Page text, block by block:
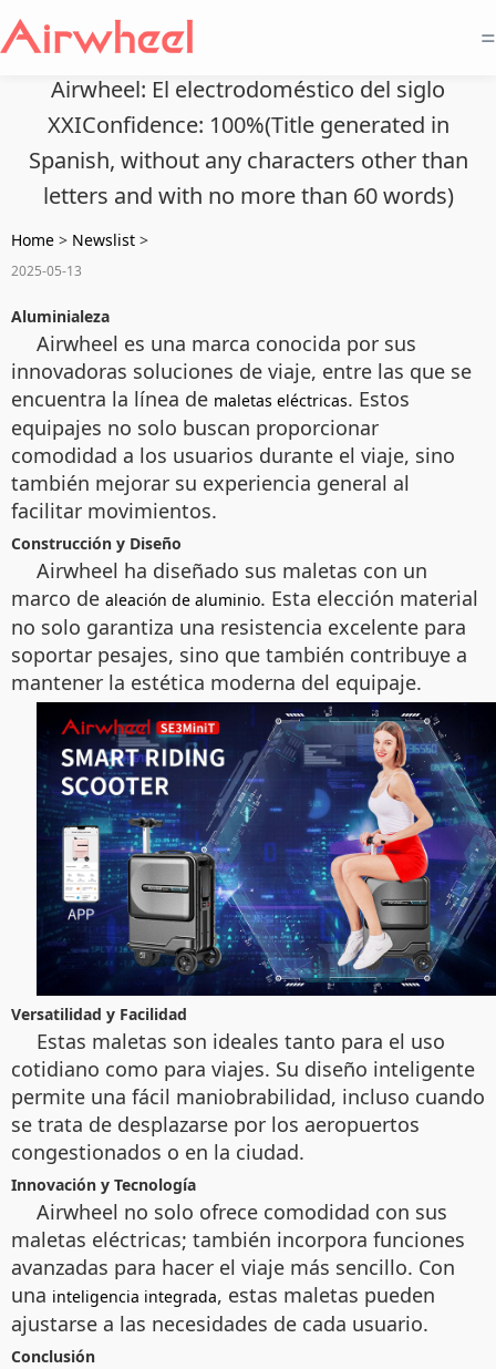
=
Airwheel: El electrodoméstico del siglo
XXIConfidence: 100%(Title generated in
Spanish, without any characters other than
letters and with no more than 60 words)
Home > Newslist >
2025-05-13
Aluminialeza
Airwheel es una marca conocida por sus
innovadoras soluciones de viaje, entre las que se
encuentra la línea de maletas eléctricas. Estos
equipajes no solo buscan proporcionar
comodidad a los usuarios durante el viaje, sino
también mejorar su experiencia general al
facilitar movimientos.
Construcción y Diseño
Airwheel ha diseñado sus maletas con un
marco de aleación de aluminio. Esta elección material
no solo garantiza una resistencia excelente para
soportar pesajes, sino que también contribuye a
mantener la estética moderna del equipaje.
Versatilidad y Facilidad
Estas maletas son ideales tanto para el uso
cotidiano como para viajes. Su diseño inteligente
permite una fácil maniobrabilidad, incluso cuando
se trata de desplazarse por los aeropuertos
congestionados o en la ciudad.
Innovación y Tecnología
Airwheel no solo ofrece comodidad con sus
maletas eléctricas; también incorpora funciones
avanzadas para hacer el viaje más sencillo. Con
una inteligencia integrada, estas maletas pueden
ajustarse a las necesidades de cada usuario.
Conclusión